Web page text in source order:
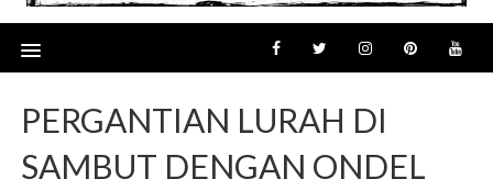
PERGANTIAN LURAH DI
SAMBUT DENGAN ONDEL